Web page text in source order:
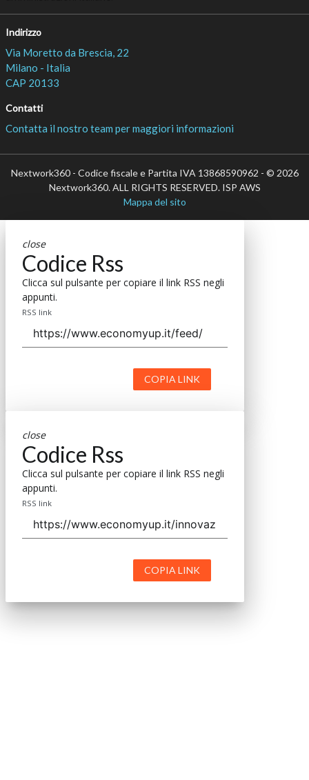
Indirizzo
Via Moretto da Brescia, 22
Milano - Italia
CAP 20133
Contatti
Contatta il nostro team per maggiori informazioni
Nextwork360 - Codice fiscale e Partita IVA 13868590962 - © 2026
Nextwork360. ALL RIGHTS RESERVED. ISP AWS
Mappa del sito
close
Codice Rss
Clicca sul pulsante per copiare il link RSS negli
appunti.
RSS link
COPIA LINK
close
Codice Rss
Clicca sul pulsante per copiare il link RSS negli
appunti.
RSS link
COPIA LINK